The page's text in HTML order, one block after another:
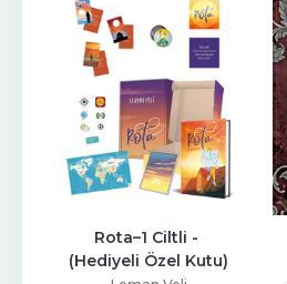
Rota–1 Ciltli -
(Hediyeli Özel Kutu)